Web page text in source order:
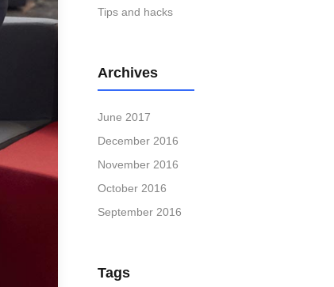
Tips and hacks
Archives
June 2017
December 2016
November 2016
October 2016
September 2016
Tags